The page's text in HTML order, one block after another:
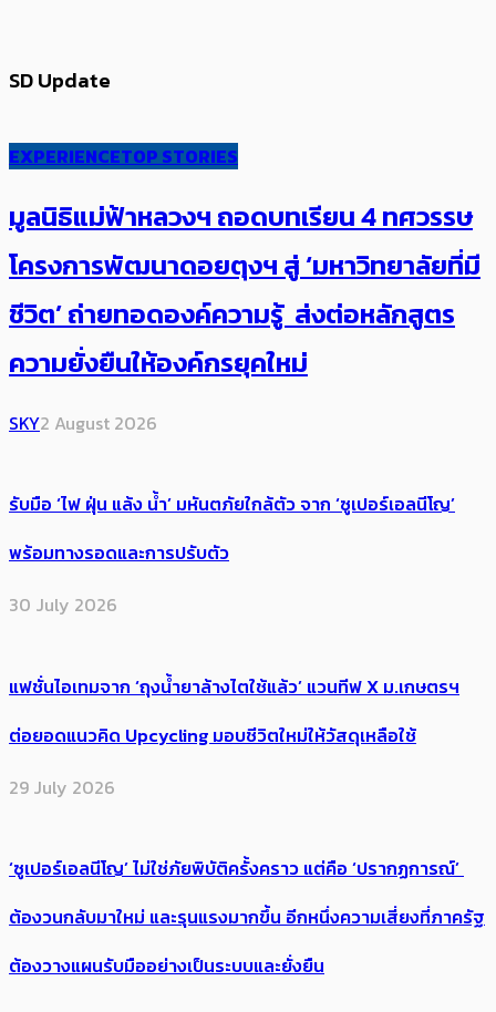
SD Update
EXPERIENCETOP STORIES
มูลนิธิแม่ฟ้าหลวงฯ ถอดบทเรียน 4 ทศวรรษ
โครงการพัฒนาดอยตุงฯ สู่ ‘มหาวิทยาลัยที่มี
ชีวิต’ ถ่ายทอดองค์ความรู้ ส่งต่อหลักสูตร
ความยั่งยืนให้องค์กรยุคใหม่
SKY2 August 2026
รับมือ ‘ไฟ ฝุ่น แล้ง น้ำ’ มหันตภัยใกล้ตัว จาก ‘ซูเปอร์เอลนีโญ’
พร้อมทางรอดและการปรับตัว
30 July 2026
แฟชั่นไอเทมจาก ‘ถุงน้ำยาล้างไตใช้แล้ว’ แวนทีฟ X ม.เกษตรฯ
ต่อยอดแนวคิด Upcycling มอบชีวิตใหม่ให้วัสดุเหลือใช้
29 July 2026
‘ซูเปอร์เอลนีโญ’ ไม่ใช่ภัยพิบัติครั้งคราว แต่คือ ‘ปรากฏการณ์’ ​
ต้อง​วนกลับมาใหม่ และรุนแรงมากขึ้น อีกหนึ่งความเสี่ยงที่ภาครัฐ
ต้องวางแผนรับมืออย่างเป็นระบบและยั่งยืน